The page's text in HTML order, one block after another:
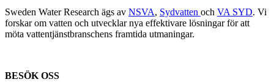
Sweden Water Research ägs av NSVA, Sydvatten och VA SYD. Vi
forskar om vatten och utvecklar nya effektivare lösningar för att
möta vattentjänstbranschens framtida utmaningar.
BESÖK OSS